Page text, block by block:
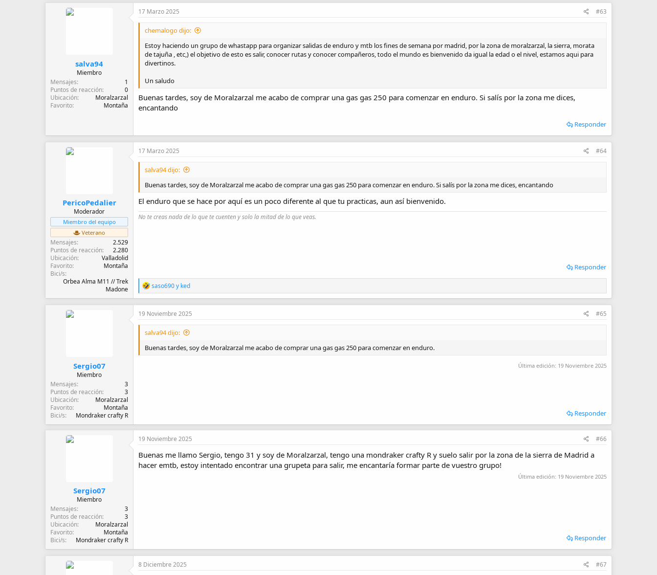
salva94
Miembro
Mensajes
1
Puntos de reacción
0
Ubicación
Moralzarzal
Favorito
Montaña
17 Marzo 2025 #63
chemalogo dijo:
Estoy haciendo un grupo de whastapp para organizar salidas de enduro y mtb los fines de semana por madrid, por la zona de moralzarzal, la sierra, morata
de tajuña , etc,) el objetivo de esto es salir, conocer rutas y conocer compañeros, todo el mundo es bienvenido da igual la edad o el nivel, estamos aqui para
divertinos.
Un saludo
Buenas tardes, soy de Moralzarzal me acabo de comprar una gas gas 250 para comenzar en enduro. Si salís por la zona me dices,
encantando
Responder
PericoPedalier
Moderador
Miembro del equipo
Veterano
Mensajes
2.529
Puntos de reacción
2.280
Ubicación
Valladolid
Favorito
Montaña
Bici/s
Orbea Alma M11 // Trek
Madone
17 Marzo 2025 #64
salva94 dijo:
Buenas tardes, soy de Moralzarzal me acabo de comprar una gas gas 250 para comenzar en enduro. Si salís por la zona me dices, encantando
El enduro que se hace por aquí es un poco diferente al que tu practicas, aun así bienvenido.
No te creas nada de lo que te cuenten y solo la mitad de lo que veas.
Responder
R
e
a
c
o
e
saso690y ked
Sergio07
Miembro
Mensajes
3
Puntos de reacción
3
Ubicación
Moralzarzal
Favorito
Montaña
Bici/s
Mondraker crafty R
19 Noviembre 2025 #65
salva94 dijo:
Buenas tardes, soy de Moralzarzal me acabo de comprar una gas gas 250 para comenzar en enduro.
Última edición: 19 Noviembre 2025
Responder
Sergio07
Miembro
Mensajes
3
Puntos de reacción
3
Ubicación
Moralzarzal
Favorito
Montaña
Bici/s
Mondraker crafty R
19 Noviembre 2025 #66
Buenas me llamo Sergio, tengo 31 y soy de Moralzarzal, tengo una mondraker crafty R y suelo salir por la zona de la sierra de Madrid a
hacer emtb, estoy intentado encontrar una grupeta para salir, me encantaría formar parte de vuestro grupo!
Última edición: 19 Noviembre 2025
Responder
8 Diciembre 2025 #67